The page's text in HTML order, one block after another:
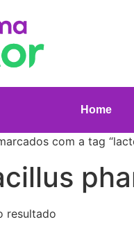
Home
com a tag
resultado